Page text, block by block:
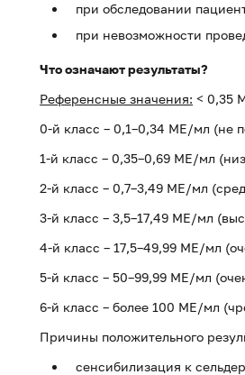
при обследовании
при невозможности
Что означают результаты?
Референсные значения: < 0,35
0-й класс – 0,1–0,34 МЕ/мл (не
1-й класс – 0,35–0,69 МЕ/мл
2-й класс – 0,7–3,49 МЕ/мл
3-й класс – 3,5–17,49 МЕ/мл
4-й класс – 17,5–49,99 МЕ/мл
5-й класс – 50–99,99 МЕ/мл
6-й класс – более 100 МЕ/мл
Причины положительного
сенсибилизация к